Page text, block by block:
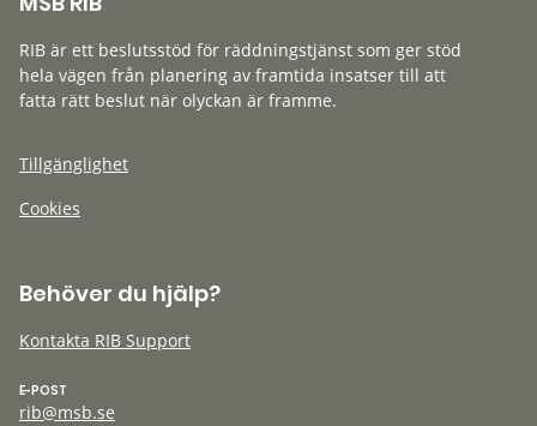
RIB är ett beslutsstöd för räddningstjänst som ger stöd
hela vägen från planering av framtida insatser till att
fatta rätt beslut när olyckan är framme.
Tillgänglighet
Cookies
Behöver du hjälp?
Kontakta RIB Support
E-POST
rib@msb.se